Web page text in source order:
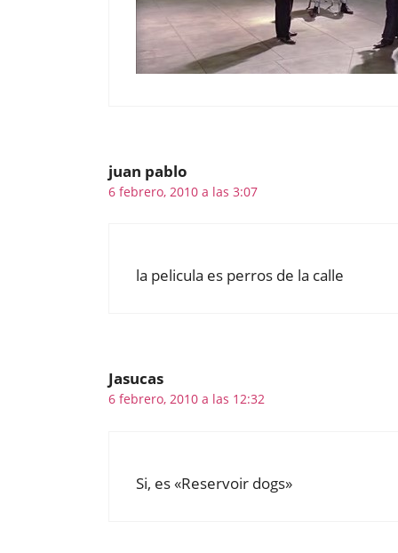
juan pablo
6 febrero, 2010 a las 3:07
la pelicula es perros de la calle
Jasucas
6 febrero, 2010 a las 12:32
Si, es «Reservoir dogs»